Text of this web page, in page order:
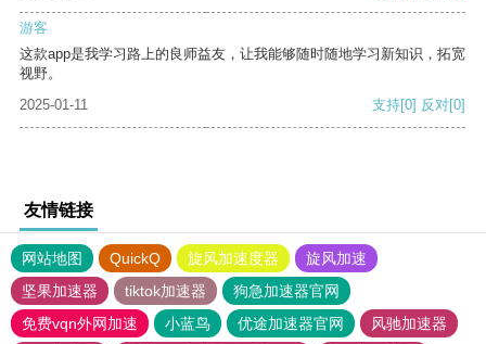
游客
这款app是我学习路上的良师益友，让我能够随时随地学习新知识，拓宽
视野。
2025-01-11
支持[0] 反对[0]
友情链接
网站地图 QuickQ 旋风加速度器
旋风加速
坚果加速器
tiktok加速器
狗急加速器官网
免费vqn外网加速
小蓝鸟 优途加速器官网
风驰加速器